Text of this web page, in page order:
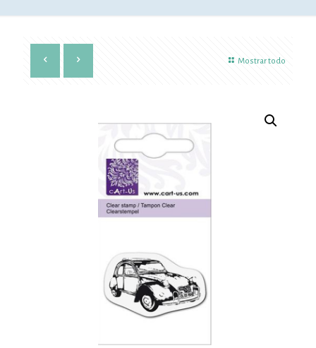
Mostrar todo